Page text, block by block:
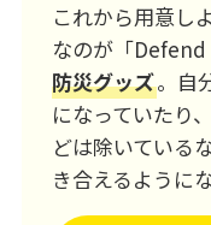
これから用意し
なのが「
防災グッズ。自
になっていたり
どは除いている
き合えるように